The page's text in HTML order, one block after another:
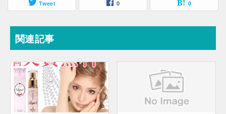
Tweet 0 0
関連記事